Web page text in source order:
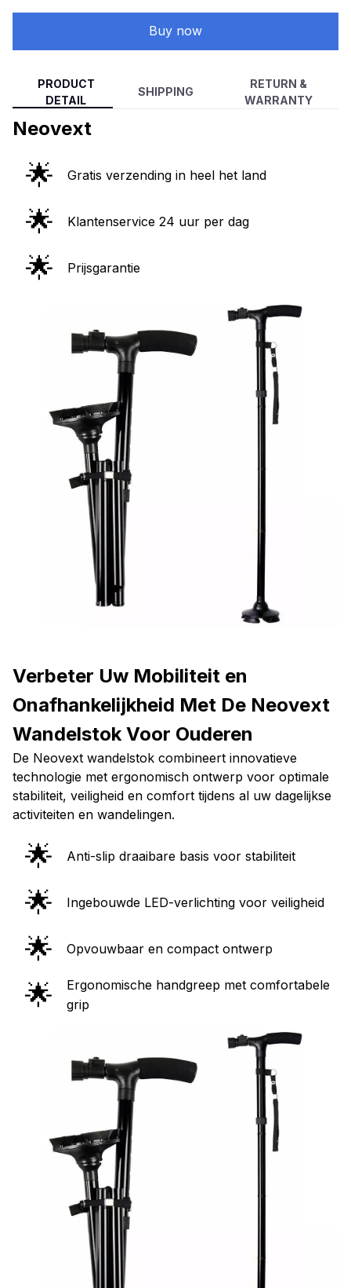
Buy now
PRODUCT
DETAIL
SHIPPING
RETURN &
WARRANTY
Neovext
🌟 Gratis verzending in heel het land
🌟 Klantenservice 24 uur per dag
🌟 Prijsgarantie
Verbeter Uw Mobiliteit en
Onafhankelijkheid Met De Neovext
Wandelstok Voor Ouderen
De Neovext wandelstok combineert innovatieve
technologie met ergonomisch ontwerp voor optimale
stabiliteit, veiligheid en comfort tijdens al uw dagelijkse
activiteiten en wandelingen.
🌟 Anti-slip draaibare basis voor stabiliteit
🌟 Ingebouwde LED-verlichting voor veiligheid
🌟 Opvouwbaar en compact ontwerp
🌟
Ergonomische handgreep met comfortabele
grip